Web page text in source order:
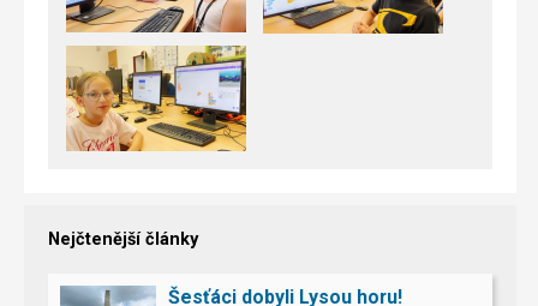
Nejčtenější články
Šesťáci dobyli Lysou horu!